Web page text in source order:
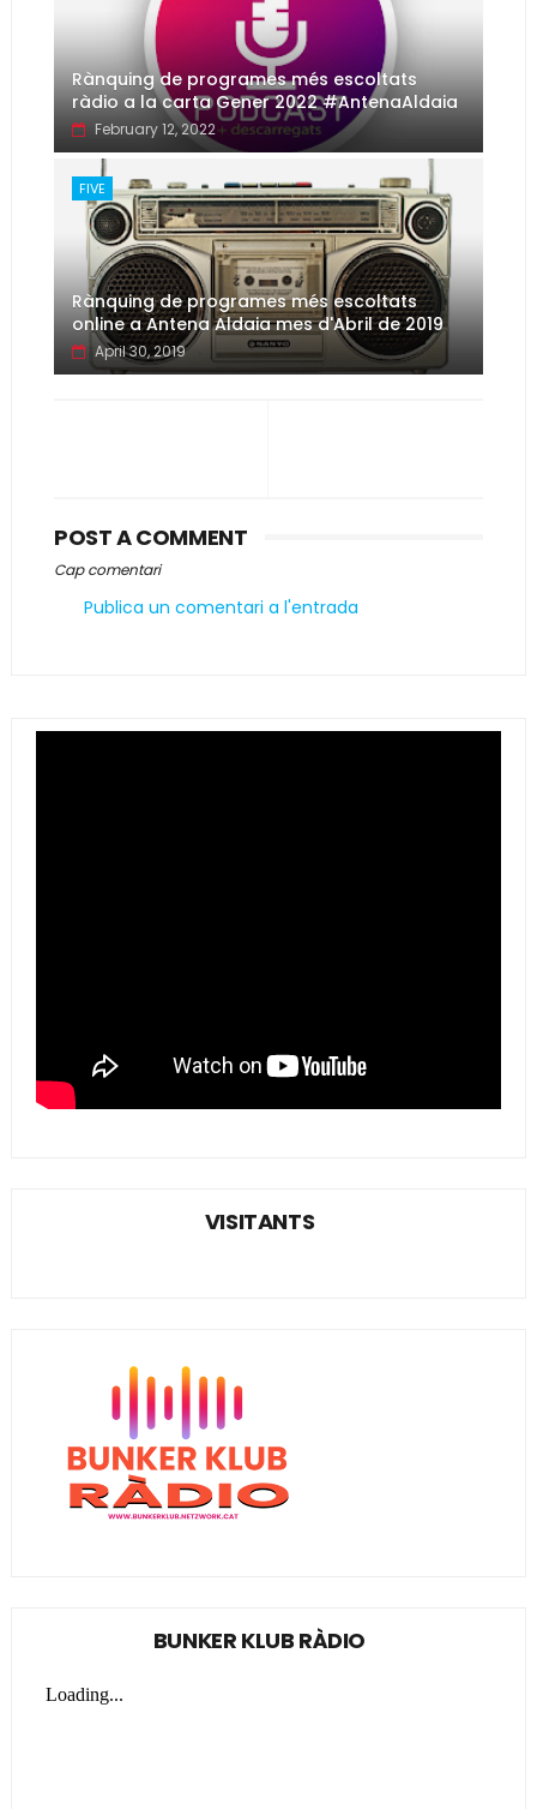
Rànquing de programes més escoltats
ràdio a la carta Gener 2022 #AntenaAldaia
February 12, 2022
FIVE
Rànquing de programes més escoltats
online a Antena Aldaia mes d'Abril de 2019
April 30, 2019
POST A COMMENT
Cap comentari
Publica un comentari a l'entrada
VISITANTS
BUNKER KLUB RÀDIO